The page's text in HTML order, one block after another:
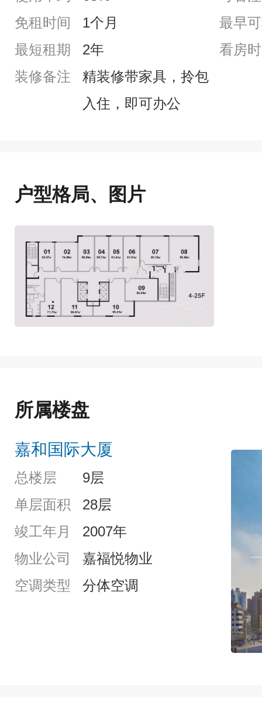
免租时间
1个月
最早
最短租期
2年
看房
装修备注
精装修带家具，拎包
入住，即可办公
户型格局、图片
所属楼盘
嘉和国际大厦
总楼层
9层
单层面积
28层
竣工年月
2007年
物业公司
嘉福悦物业
空调类型
分体空调